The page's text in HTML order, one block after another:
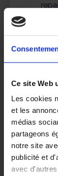
Ce site Web
Les cookies
et les
médias
partageons
notre site
publicité et
avec
Le
équipe
proposer
adaptées
proches.